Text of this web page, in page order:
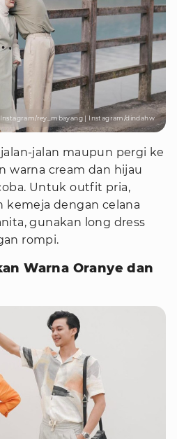
rey_mbayang | Instagram/dindahw
jalan maupun pergi ke
warna cream dan hijau
Untuk outfit pria,
dengan celana
gunakan long dress
rompi.
Warna Oranye dan